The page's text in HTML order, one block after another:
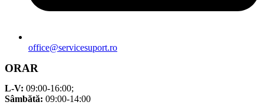
office@servicesuport.ro
ORAR
L-V: 09:00-16:00;
Sâmbătă: 09:00-14:00